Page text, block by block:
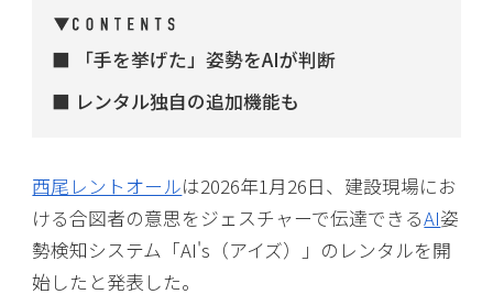
「手を挙げた」姿勢をAIが判断
レンタル独自の追加機能も
西尾レントオールは2026年1月26日、建設現場にお
ける合図者の意思をジェスチャーで伝達できるAI姿
勢検知システム「AI's（アイズ）」のレンタルを開
始したと発表した。